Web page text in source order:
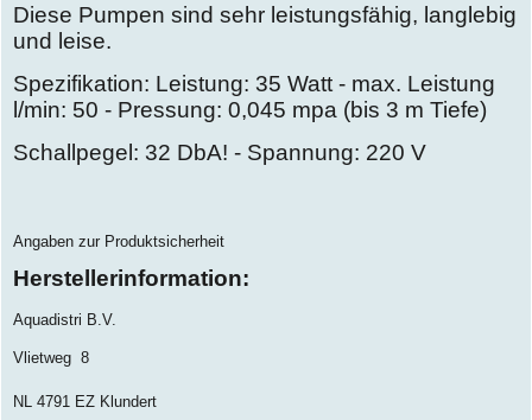
Diese Pumpen sind sehr leistungsfähig, langlebig
und leise.
Spezifikation: Leistung: 35 Watt - max. Leistung
l/min: 50 - Pressung: 0,045 mpa (bis 3 m Tiefe)
Schallpegel: 32 DbA! - Spannung: 220 V
Angaben zur Produktsicherheit
Herstellerinformation:
Aquadistri B.V.
Vlietweg 8
NL 4791 EZ Klundert